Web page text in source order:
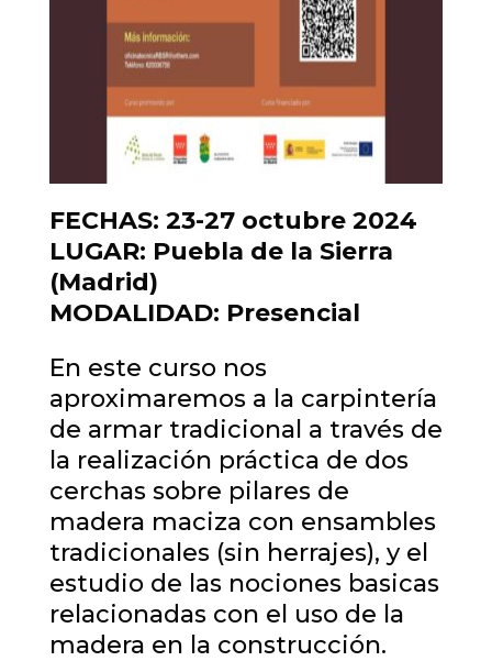
FECHAS: 23-27 octubre 2024
LUGAR: Puebla de la Sierra
(Madrid)
MODALIDAD: Presencial
En este curso nos
aproximaremos a la carpintería
de armar tradicional a través de
la realización práctica de dos
cerchas sobre pilares de
madera maciza con ensambles
tradicionales (sin herrajes), y el
estudio de las nociones basicas
relacionadas con el uso de la
madera en la construcción.